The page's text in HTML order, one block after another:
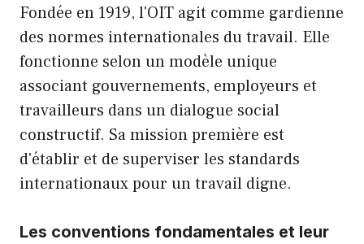
Fondée en 1919, l'OIT agit comme gardienne
des normes internationales du travail. Elle
fonctionne selon un modèle unique
associant gouvernements, employeurs et
travailleurs dans un dialogue social
constructif. Sa mission première est
d'établir et de superviser les standards
internationaux pour un travail digne.
Les conventions fondamentales et leur